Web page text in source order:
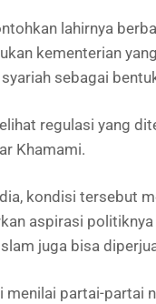
lahirnya
kementerian
sebagai
regulasi yang
Khamami.
kondisi tersebut
aspirasi
juga bisa
menilai partai-partai